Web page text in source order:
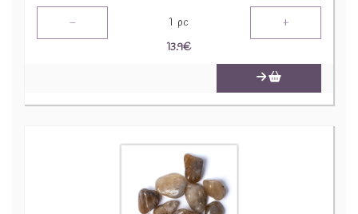
- 1 pc +
13.9€